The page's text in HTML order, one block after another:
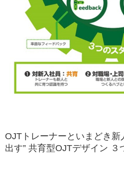
OJTトレーナーといまどき新
出す” 共育型OJTデザイン ３